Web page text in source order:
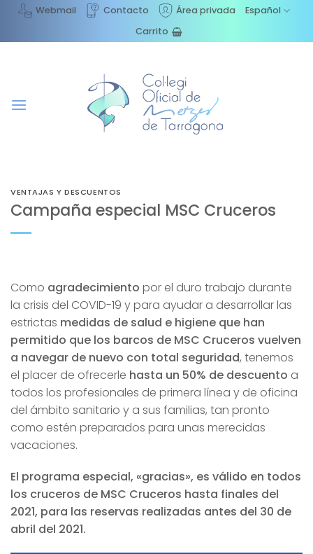
Saltar
contenido
Webmail Contacto Área privada
Español
Carrito
VENTAJAS Y DESCUENTOS
Campaña especial MSC Cruceros
Como agradecimiento por el duro trabajo durante
la crisis del COVID-19 y para ayudar a desarrollar las
estrictas medidas de salud e higiene que han
permitido que los barcos de MSC Cruceros vuelven
a navegar de nuevo con total seguridad, tenemos
el placer de ofrecerle hasta un 50% de descuento a
todos los profesionales de primera línea y de oficina
del ámbito sanitario y a sus familias, tan pronto
como estén preparados para unas merecidas
vacaciones.
El programa especial, «gracias», es válido en todos
los cruceros de MSC Cruceros hasta finales del
2021, para las reservas realizadas antes del 30 de
abril del 2021.